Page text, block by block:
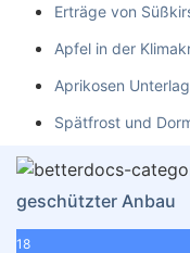
Erträge von
Apfel in der
Aprikosen
Spätfrost und
geschützter Anbau
18